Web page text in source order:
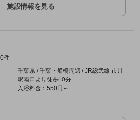
施設情報を見る
0件
千葉県 / 千葉・船橋周辺 / JR総武線 市川
駅南口より徒歩10分
入浴料金：550円～